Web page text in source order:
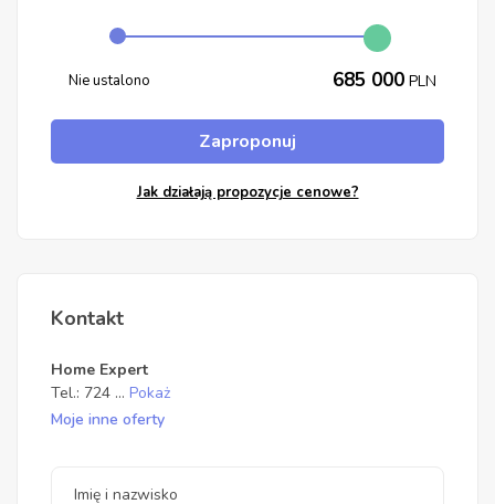
Nie ustalono 685 000 PLN
Zaproponuj
Jak działają propozycje cenowe?
Kontakt
Home Expert
Tel.: 724 ... Pokaż
Moje inne oferty